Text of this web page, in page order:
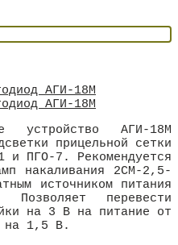
устройство АГИ-18М
прицельной сетки
и ПГО-7. Рекомендуется
накаливания 2СМ-2,5-
источником питания
перевести
на 3 В на питание от
на 1,5 В.